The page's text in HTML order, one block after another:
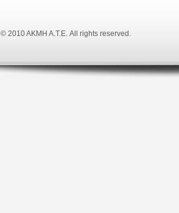
© 2010 ΑΚΜΗ Α.Τ.Ε. All rights reserved.